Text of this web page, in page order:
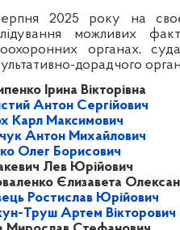
2025 року на
можливих
органах,
дорадчого
Ірина Вікторівна
Антон Сергійович
Карл Максимович
Антон Михайлович
Олег Борисович
Лев Юрійович
Єлизавета
Ростислав Юрійович
Труш Артем Вікторович